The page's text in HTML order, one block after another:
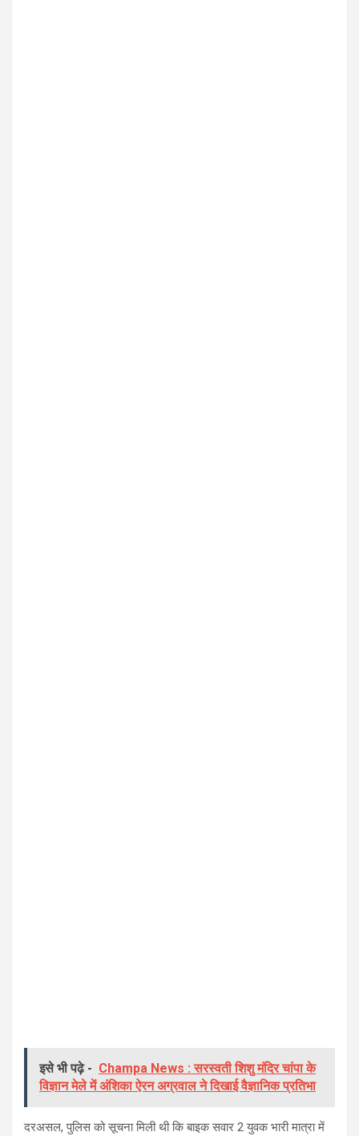
इसे भी पढ़े - Champa News : सरस्वती शिशु मंदिर चांपा के
विज्ञान मेले में अंशिका ऐरन अग्रवाल ने दिखाई वैज्ञानिक प्रतिभा
दरअसल, पुलिस को सूचना मिली थी कि बाइक सवार 2 युवक भारी मात्रा में